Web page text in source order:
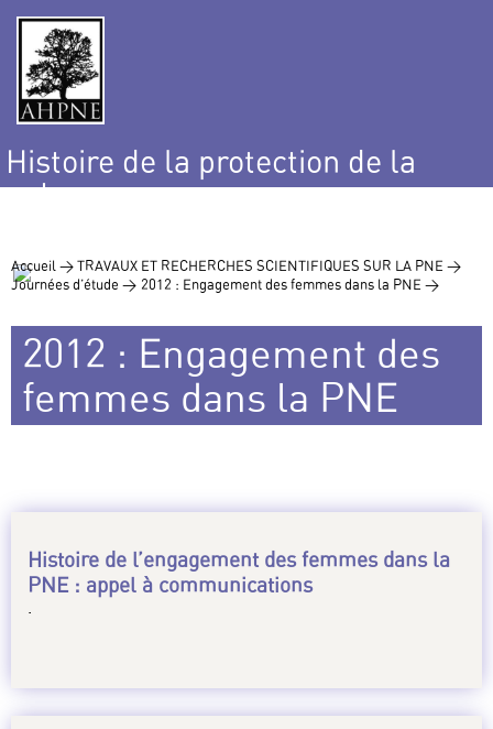
Histoire de la protection de la
nature
Accueil >TRAVAUX ET RECHERCHES SCIENTIFIQUES SUR LA PNE >
Journées d’étude > 2012 : Engagement des femmes dans la PNE >
2012 : Engagement des
femmes dans la PNE
Histoire de l’engagement des femmes dans la
PNE : appel à communications
.